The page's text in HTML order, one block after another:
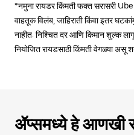
*नमुना रायडर किंमती फक्त सरासरी
वाहतूक विलंब, जाहिराती किंवा इतर
नाहीत. निश्चित दर आणि किमान शुल्क
नियोजित रायडसाठी किंमती वेगळ्या असू
ॲप्समध्ये हे आणखी